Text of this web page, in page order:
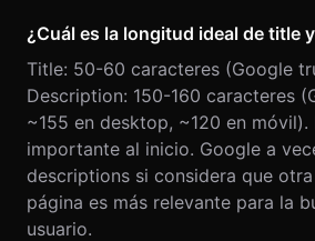
¿Cuál es la longitud ideal de title
Title: 50-60 caracteres (Google
Description: 150-160 caracteres
~155 en desktop, ~120 en
importante al inicio. Google a
descriptions si considera que
página es más relevante para la
usuario.